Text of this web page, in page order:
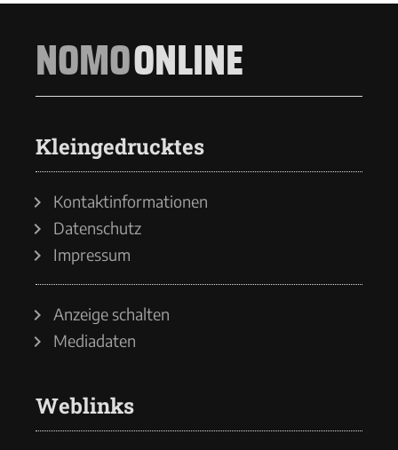
NOMOONLINE
Kleingedrucktes
Kontaktinformationen
Datenschutz
Impressum
Anzeige schalten
Mediadaten
Weblinks